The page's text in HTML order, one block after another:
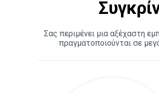
Σας περιμένει μια αξέχαστη
πραγματοποιούνται σε